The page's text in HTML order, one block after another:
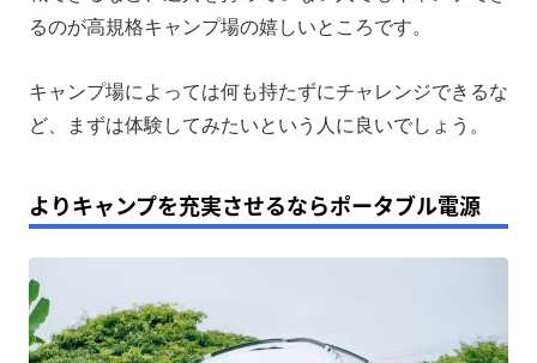
るのが高規格キャンプ場の嬉しいところです。
キャンプ場によっては何も持たずにチャレンジできるな
ど、まずは体験してみたいという人に良いでしょう。
よりキャンプを充実させるならポータブル電源